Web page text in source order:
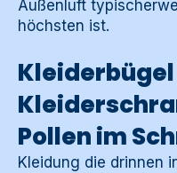
Außenluft
höchsten ist.
Pollen im
Kleidung die drinnen